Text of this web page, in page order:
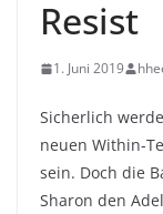
Resist
1. Juni 2019
Sicherlich
neuen Within-
sein. Doch die
Sharon den